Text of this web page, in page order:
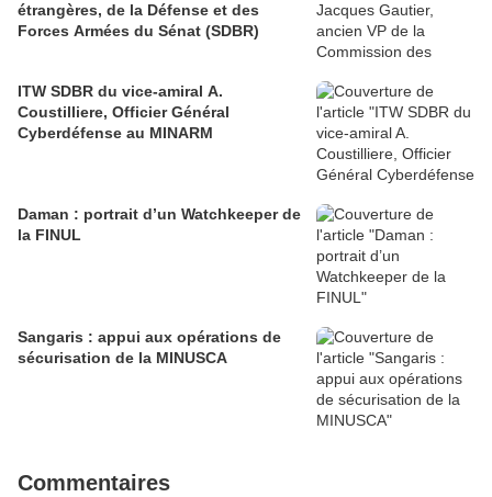
étrangères, de la Défense et des
Forces Armées du Sénat (SDBR)
ITW SDBR du vice-amiral A.
Coustilliere, Officier Général
Cyberdéfense au MINARM
Daman : portrait d’un Watchkeeper de
la FINUL
Sangaris : appui aux opérations de
sécurisation de la MINUSCA
Commentaires